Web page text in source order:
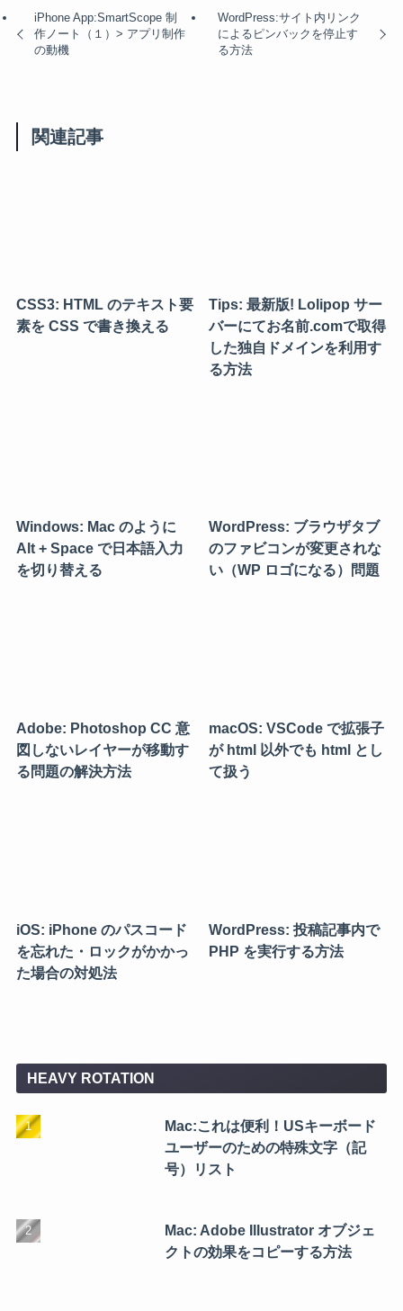
iPhone App:SmartScope 制
作ノート（１）> アプリ制作
の動機
WordPress:サイト内リンク
によるピンバックを停止す
る方法
関連記事
CSS3: HTML のテキスト要
素を CSS で書き換える
Tips: 最新版! Lolipop サー
バーにてお名前.comで取得
した独自ドメインを利用す
る方法
Windows: Mac のように
Alt + Space で日本語入力
を切り替える
WordPress: ブラウザタブ
のファビコンが変更されな
い（WP ロゴになる）問題
Adobe: Photoshop CC 意
図しないレイヤーが移動す
る問題の解決方法
macOS: VSCode で拡張子
が html 以外でも html とし
て扱う
iOS: iPhone のパスコード
を忘れた・ロックがかかっ
た場合の対処法
WordPress: 投稿記事内で
PHP を実行する方法
HEAVY ROTATION
Mac:これは便利！USキーボード
ユーザーのための特殊文字（記
号）リスト
Mac: Adobe Illustrator オブジェ
クトの効果をコピーする方法